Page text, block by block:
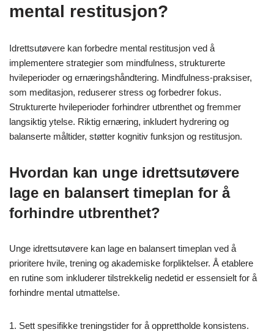
mental restitusjon?
Idrettsutøvere kan forbedre mental restitusjon ved å
implementere strategier som mindfulness, strukturerte
hvileperioder og ernæringshåndtering. Mindfulness-praksiser,
som meditasjon, reduserer stress og forbedrer fokus.
Strukturerte hvileperioder forhindrer utbrenthet og fremmer
langsiktig ytelse. Riktig ernæring, inkludert hydrering og
balanserte måltider, støtter kognitiv funksjon og restitusjon.
Hvordan kan unge idrettsutøvere
lage en balansert timeplan for å
forhindre utbrenthet?
Unge idrettsutøvere kan lage en balansert timeplan ved å
prioritere hvile, trening og akademiske forpliktelser. Å etablere
en rutine som inkluderer tilstrekkelig nedetid er essensielt for å
forhindre mental utmattelse.
1. Sett spesifikke treningstider for å opprettholde konsistens.